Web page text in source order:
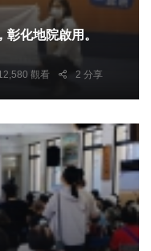
彰化地院啟用。
觀看 2 分享